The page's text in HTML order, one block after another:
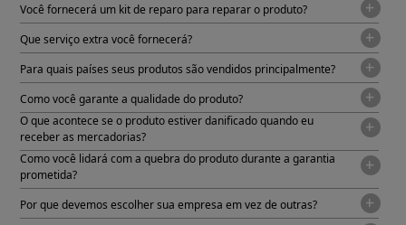
Você fornecerá um kit de reparo para reparar o produto?
Que serviço extra você fornecerá?
Para quais países seus produtos são vendidos principalmente?
Como você garante a qualidade do produto?
O que acontece se o produto estiver danificado quando eu
receber as mercadorias?
Como você lidará com a quebra do produto durante a garantia
prometida?
Por que devemos escolher sua empresa em vez de outras?